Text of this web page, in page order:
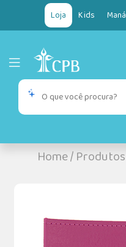
Loja Kids Maná
Home/Produtos